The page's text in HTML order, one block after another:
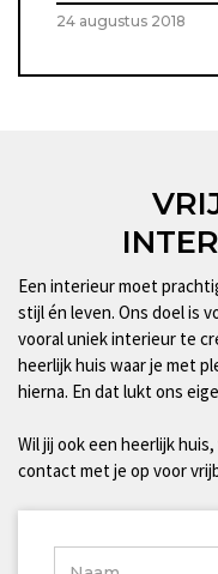
24 augustus 2018
Een interieur moet
stijl én leven. Ons doel is
vooral uniek interieur te
heerlijk huis waar je met
hierna. En dat lukt ons
Wil jij ook een heerlijk
contact met je op voor